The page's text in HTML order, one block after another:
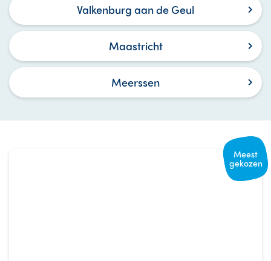
Meest
gekozen
Valkenburg aan de Geul
Maastricht
Meerssen